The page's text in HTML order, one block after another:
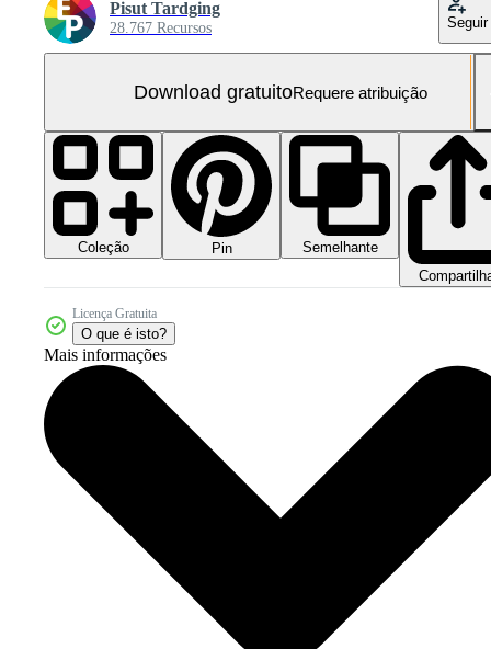
Pisut Tardging
28.767 Recursos Seguir
Download gratuitoRequere atribuição
Coleção Pin
Semelhante
Licença Gratuita
O que é isto?
Mais informações